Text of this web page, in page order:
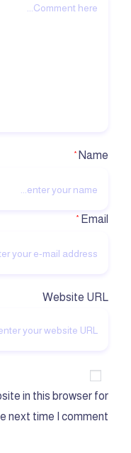
Name
*
Email
*
Website URL
in this browser for
next time I comment.